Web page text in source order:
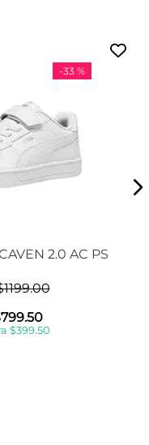
-33 %
2.0 AC PS
1199.00
799.50
$399.50